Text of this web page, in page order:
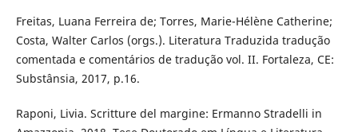
Freitas, Luana Ferreira de; Torres, Marie-Hélène Catherine;
Costa, Walter Carlos (orgs.). Literatura Traduzida tradução
comentada e comentários de tradução vol. II. Fortaleza, CE:
Substânsia, 2017, p.16.
Raponi, Livia. Scritture del margine: Ermanno Stradelli in